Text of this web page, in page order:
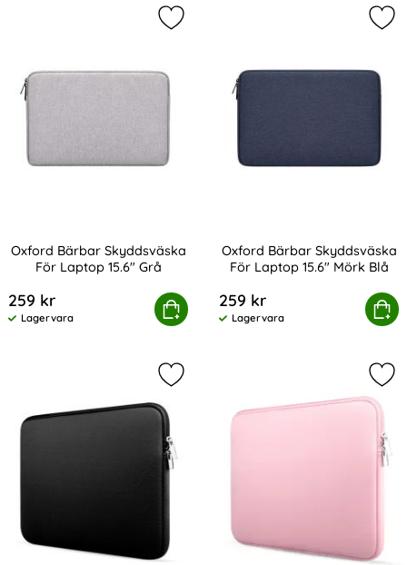
Oxford Bärbar Skyddsväska
För Laptop 15.6" Grå
259 kr
Tillgänglighet:
Lagervara
Köp
Bärbar Skyddsväska För Laptop 15.6" Grå
Markera oxford Bärbar
Oxford Bärbar Skyddsväska
För Laptop 15.6" Mörk Blå
259 kr
Tillgänglighet:
Lagervara
Köp
Oxford Bärbar Skyddsväska
Markera laptop Neopren Sleeve